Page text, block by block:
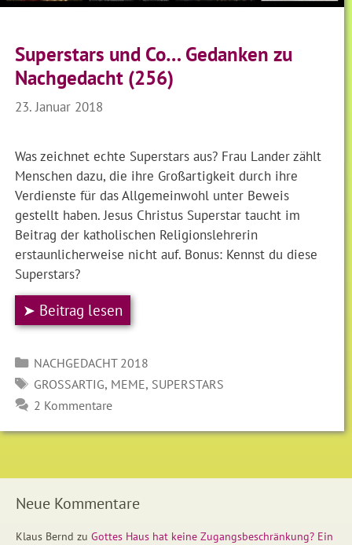
Superstars und Co… Gedanken zu
Nachgedacht (256)
23. Januar 2018
Was zeichnet echte Superstars aus? Frau Lander zählt
Menschen dazu, die ihre Großartigkeit durch ihre
Verdienste für das Allgemeinwohl unter Beweis
gestellt haben. Jesus Christus Superstar taucht im
Beitrag der katholischen Religionslehrerin
erstaunlicherweise nicht auf. Bonus: Kennst du diese
Superstars?
➤ Beitrag lesen
Kategorien
NACHGEDACHT 2018
SCHLAGWÖRTER
GROSSARTIG , MEME, SUPERSTARS
2 Kommentare
Neue Kommentare
Klaus Bernd zu Gottes Haus hat keine Zugangsbeschränkung? Ein